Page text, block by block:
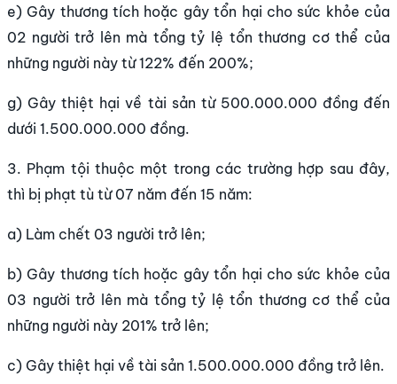
e) Gây thương tích hoặc gây tổn hại cho sức khỏe của
02 người trở lên mà tổng tỷ lệ tổn thương cơ thể của
những người này từ 122% đến 200%;
g) Gây thiệt hại về tài sản từ 500.000.000 đồng đến
dưới 1.500.000.000 đồng.
3. Phạm tội thuộc một trong các trường hợp sau đây,
thì bị phạt tù từ 07 năm đến 15 năm:
a) Làm chết 03 người trở lên;
b) Gây thương tích hoặc gây tổn hại cho sức khỏe của
03 người trở lên mà tổng tỷ lệ tổn thương cơ thể của
những người này 201% trở lên;
c) Gây thiệt hại về tài sản 1.500.000.000 đồng trở lên.